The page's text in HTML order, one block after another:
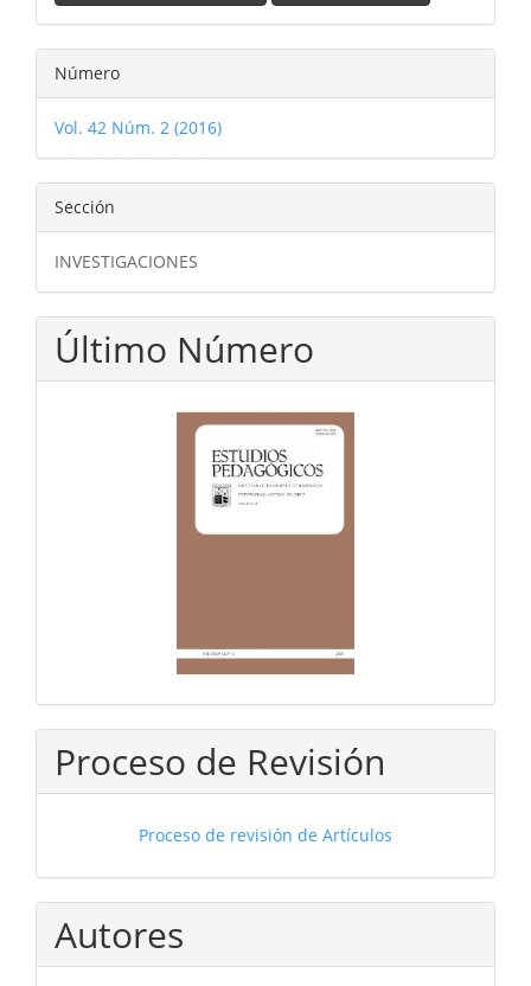
Número
Vol. 42 Núm. 2 (2016)
Sección
INVESTIGACIONES
Último Número
Proceso de Revisión
Proceso de revisión de Artículos
Autores